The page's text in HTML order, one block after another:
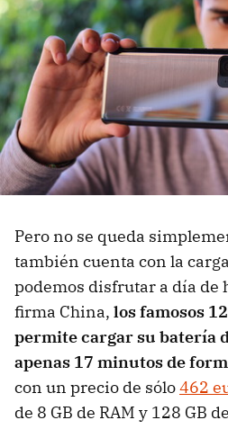
Pero no se queda
también cuenta con la
podemos disfrutar a día de
firma China, los famosos
permite cargar su batería
apenas 17 minutos de
con un precio de sólo462
de 8 GB de RAM y 128 GB